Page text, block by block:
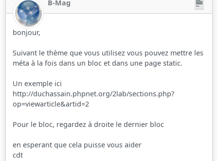
B-Mag
bonjour,
Suivant le thème que vous utilisez vous pouvez mettre les
méta à la fois dans un bloc et dans une page static.
Un exemple ici
http://duchassain.phpnet.org/2lab/sections.php?
op=viewarticle&artid=2
Pour le bloc, regardez à droite le dernier bloc
en esperant que cela puisse vous aider
cdt